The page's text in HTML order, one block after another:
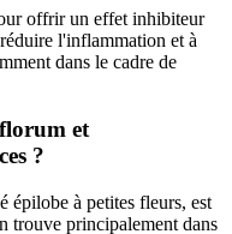
offrir un effet inhibiteur
l'inflammation et à
dans le cadre de
et
?
épilobe à petites fleurs, est
trouve principalement dans